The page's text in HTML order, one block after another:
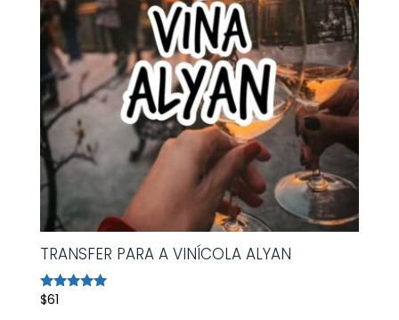
TRANSFER PARA A VINÍCOLA ALYAN
Avaliação
$61